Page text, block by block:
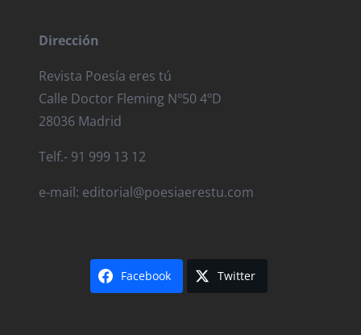
Dirección
Revista Poesía eres tú
Calle Doctor Fleming Nº50 4ºD
28036 Madrid
Telf.- 91 999 13 12
e-mail: editorial@poesiaerestu.com
Facebook Twitter